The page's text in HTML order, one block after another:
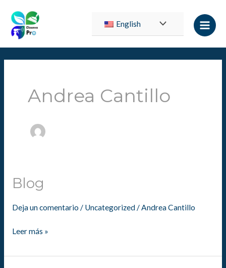
contenido
English Alternar
menú
Andrea Cantillo
Blog
Deja un comentario / Uncategorized/Andrea Cantillo
Blog
Leer más »